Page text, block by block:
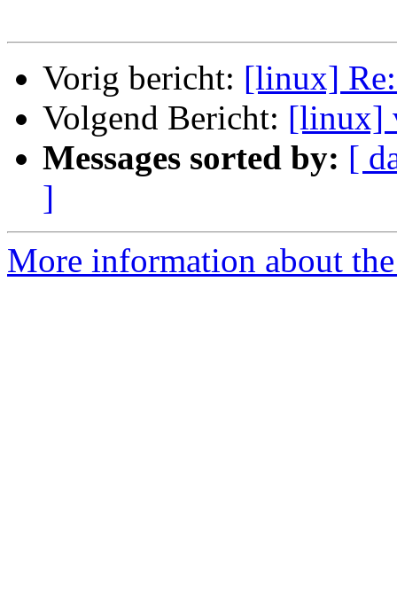
Vorig bericht: [linux]
Volgend Bericht: [linux]
Messages sorted by: [
]
More information about